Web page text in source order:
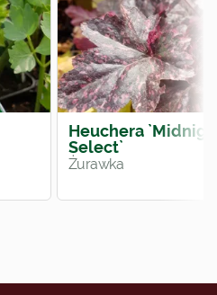
Heuchera
Select`
Żurawka